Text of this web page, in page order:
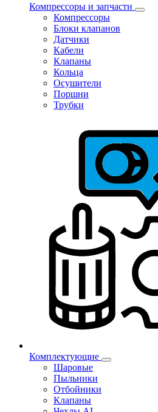
Компрессоры и запчасти
Компрессоры
Блоки клапанов
Датчики
Кабели
Клапаны
Кольца
Осушители
Поршни
Трубки
Комплектующие
Шаровые
Пыльники
Отбойники
Клапаны